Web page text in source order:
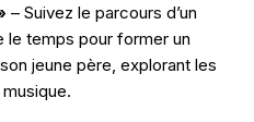
– Suivez le parcours d’un
le temps pour former un
jeune père, explorant les